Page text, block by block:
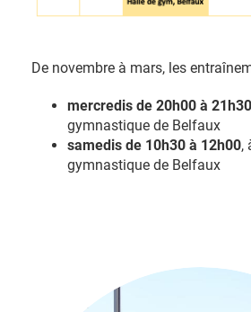
De novembre à mars, les
mercredis de 20h00 à 21h30
gymnastique de Belfaux
samedis de 10h30 à 12h00,
gymnastique de Belfaux